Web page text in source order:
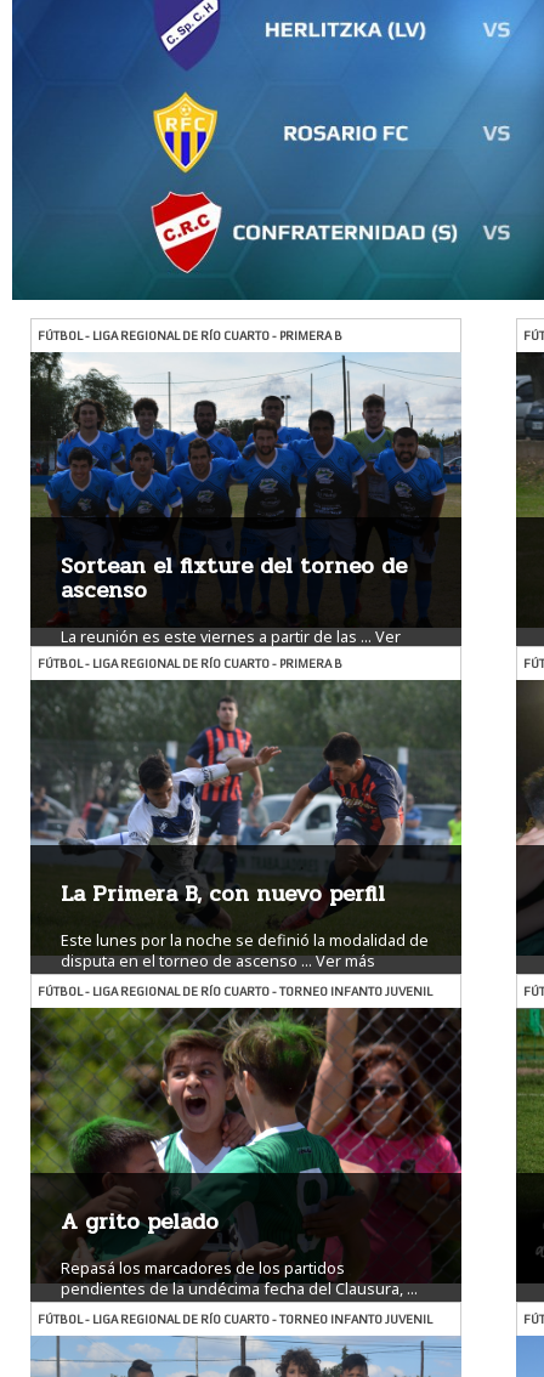
FÚTBOL - LIGA REGIONAL DE RÍO CUARTO - PRIMERA B
Sortean el fixture del torneo de
ascenso
La reunión es este viernes a partir de las ... Ver
más
FÚTBOL - LIGA REGIONAL DE RÍO CUARTO - PRIMERA B
La Primera B, con nuevo perfil
Este lunes por la noche se definió la modalidad de
disputa en el torneo de ascenso ...Ver más
FÚTBOL - LIGA REGIONAL DE RÍO CUARTO - TORNEO INFANTO JUVENIL
A grito pelado
Repasá los marcadores de los partidos
pendientes de la undécima fecha del Clausura, ...
Ver más
FÚTBOL - LIGA REGIONAL DE RÍO CUARTO - TORNEO INFANTO JUVENIL